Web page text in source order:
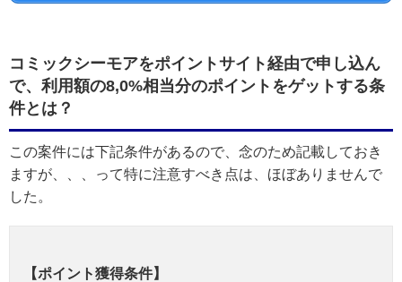
コミックシーモアをポイントサイト経由で申し込ん
で、利用額の8,0%相当分のポイントをゲットする条
件とは？
この案件には下記条件があるので、念のため記載しておき
ますが、、、って特に注意すべき点は、ほぼありませんで
した。
【ポイント獲得条件】